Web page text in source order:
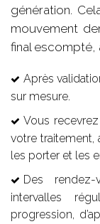
génération.
mouvement
final escompté,
Après
sur mesure.
Vous
votre traitement,
les porter et les
Des
intervalles
progression,